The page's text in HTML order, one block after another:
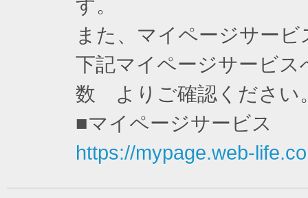
す。
また、マイページサー
下記マイページサービ
数 よりご確認ください
■マイページサービス
https://mypage.web-